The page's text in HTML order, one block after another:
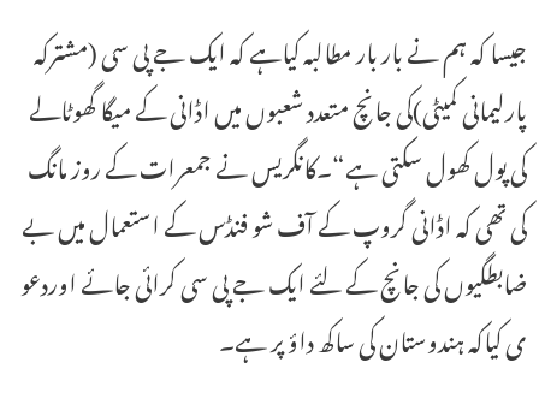
جیسا کہ ہم نے بار بار مطالبہ کیاہے کہ ایک جے پی سی (مشترکہ
پارلیمانی کمیٹی)کی جانچ متعدد شعبوں میں اڈانی کے میگا گھوٹالے
کی پول کھول سکتی ہے“۔کانگریس نے جمعرات کے روز مانگ
کی تھی کہ اڈانی گروپ کے آف شو فنڈس کے استعمال میں بے
ضابطگیوں کی جانچ کے لئے ایک جے پی سی کرائی جائے اوردعو
ی کیاکہ ہندوستان کی ساکھ داؤ پر ہے۔